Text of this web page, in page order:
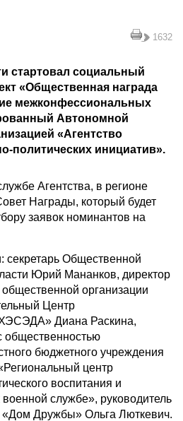
1632
стартовал социальный
«Общественная награда
межконфессиональных
Автономной
«Агентство
политических инициатив».
Агентства, в регионе
Награды, который будет
заявок номинантов на
секретарь Общественной
Юрий Мананков, директор
организации
Центр
Диана Раскина,
общественностью
бюджетного учреждения
центр
воспитания и
службе», руководитель
«Дом Дружбы» Ольга Люткевич.